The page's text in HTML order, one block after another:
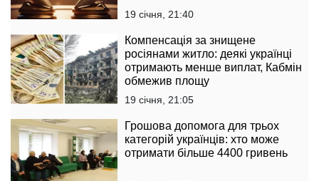
19 січня, 21:40
Компенсація за знищене
росіянами житло: деякі українці
отримають менше виплат, Кабмін
обмежив площу
19 січня, 21:05
Грошова допомога для трьох
категорій українців: хто може
отримати більше 4400 гривень